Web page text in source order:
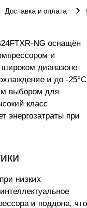
Доставка и оплата
NG оснащён
и
диапазоне
и до -25°С
выбором для
класс
энергозатраты при
низких
и поддона, что